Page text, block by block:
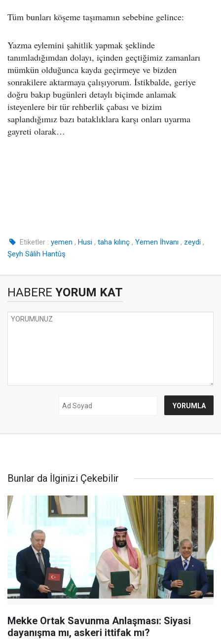
Tüm bunları köşeme taşımamın sebebine gelince:
Yazma eylemini şahitlik yapmak şeklinde
tanımladığımdan dolayı, içinden geçtiğimiz zamanları
mümkün olduğunca kayda geçirmeye ve bizden
sonrakilere aktarmaya çalışıyorum. İstikbalde, geriye
doğru bakıp bugünleri detaylı biçimde anlamak
isteyenlere bir tür rehberlik çabası ve bizim
saplandığımız bazı bataklıklara karşı onları uyarma
gayreti olarak…
Etiketler : yemen , Husi , taha kılınç , Yemen İhvanı , zeydi ,
Şeyh Sâlih Hantûş
HABERE YORUM KAT
Bunlar da İlginizi Çekebilir
Mekke Ortak Savunma Anlaşması: Siyasi
dayanışma mı, askeri ittifak mı?